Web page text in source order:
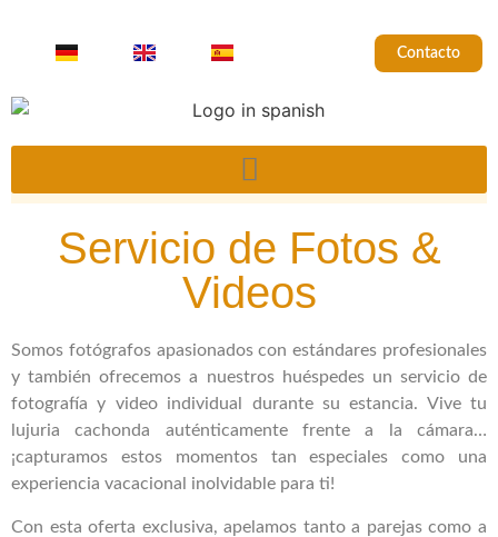
Contacto
Servicio de Fotos &
Videos
Somos fotógrafos apasionados con estándares profesionales
y también ofrecemos a nuestros huéspedes un servicio de
fotografía y video individual durante su estancia. Vive tu
lujuria cachonda auténticamente frente a la cámara…
¡capturamos estos momentos tan especiales como una
experiencia vacacional inolvidable para ti!
Con esta oferta exclusiva, apelamos tanto a parejas como a